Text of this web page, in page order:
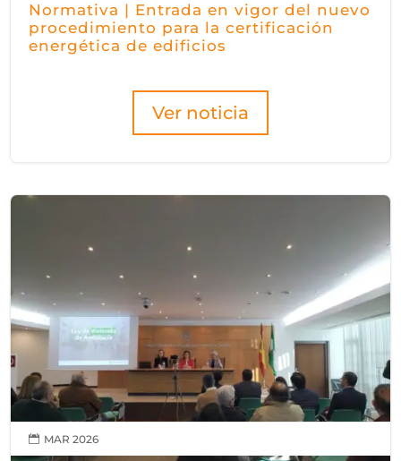
Normativa | Entrada en vigor del nuevo
procedimiento para la certificación
energética de edificios
Ver noticia
 MAR 2026